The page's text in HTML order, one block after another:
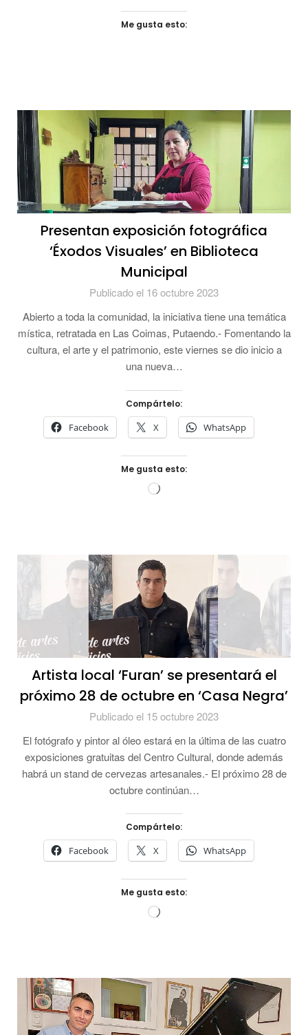
Me gusta esto:
Presentan exposición fotográfica
‘Éxodos Visuales’ en Biblioteca
Municipal
Publicado el 16 octubre 2023
Abierto a toda la comunidad, la iniciativa tiene una temática
mística, retratada en Las Coimas, Putaendo.- Fomentando la
cultura, el arte y el patrimonio, este viernes se dio inicio a
una nueva…
Compártelo:
Facebook X WhatsApp
Me gusta esto:
Cargando...
Artista local ‘Furan’ se presentará el
próximo 28 de octubre en ‘Casa Negra’
Publicado el 15 octubre 2023
El fotógrafo y pintor al óleo estará en la última de las cuatro
exposiciones gratuitas del Centro Cultural, donde además
habrá un stand de cervezas artesanales.- El próximo 28 de
octubre continúan…
Compártelo:
Facebook X WhatsApp
Me gusta esto:
Cargando...